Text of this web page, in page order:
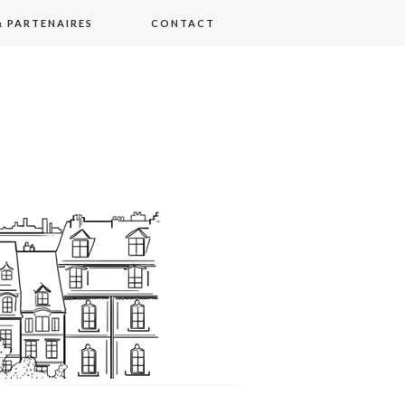
CONTACT